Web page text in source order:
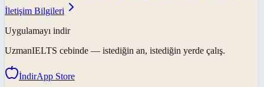
İletişim Bilgileri
Uygulamayı indir
UzmanIELTS cebinde — istediğin an, istediğin yerde çalış.
İndirApp Store